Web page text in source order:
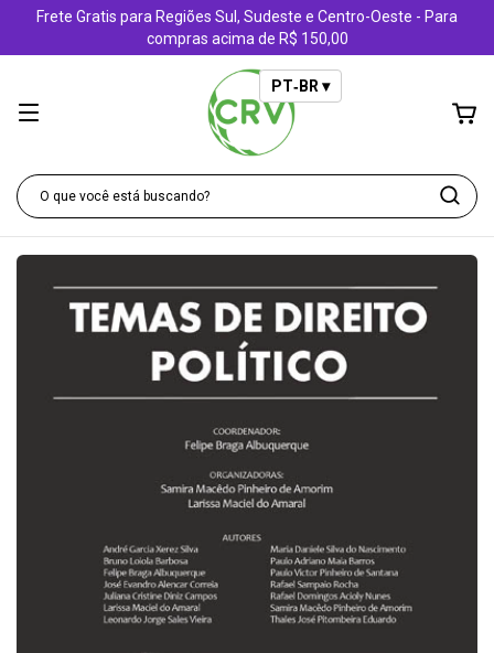
Frete Gratis para Regiões Sul, Sudeste e Centro-Oeste - Para
compras acima de R$ 150,00
PT‑BR ▾